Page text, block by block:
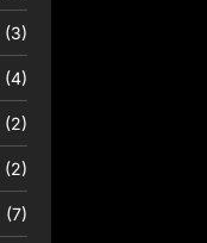
(3)
(4)
(2)
(2)
(7)